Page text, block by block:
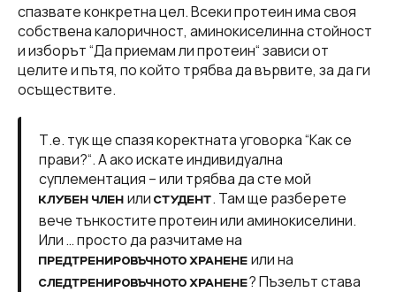
спазвате конкретна цел. Всеки протеин има своя
собствена калоричност, аминокиселинна стойност
и изборът “Да приемам ли протеин“ зависи от
целите и пътя, по който трябва да вървите, за да ги
осъществите.
Т.е. тук ще спазя коректната уговорка “Как се
прави?“. А ако искате индивидуална
суплементация – или трябва да сте мой
КЛУБЕН ЧЛЕН или СТУДЕНТ. Там ще разберете
вече тънкостите протеин или аминокиселини.
Или … просто да разчитаме на
ПРЕДТРЕНИРОВЪЧНОТО ХРАНЕНЕ или на
СЛЕДТРЕНИРОВЪЧНОТО ХРАНЕНЕ? Пъзелът става